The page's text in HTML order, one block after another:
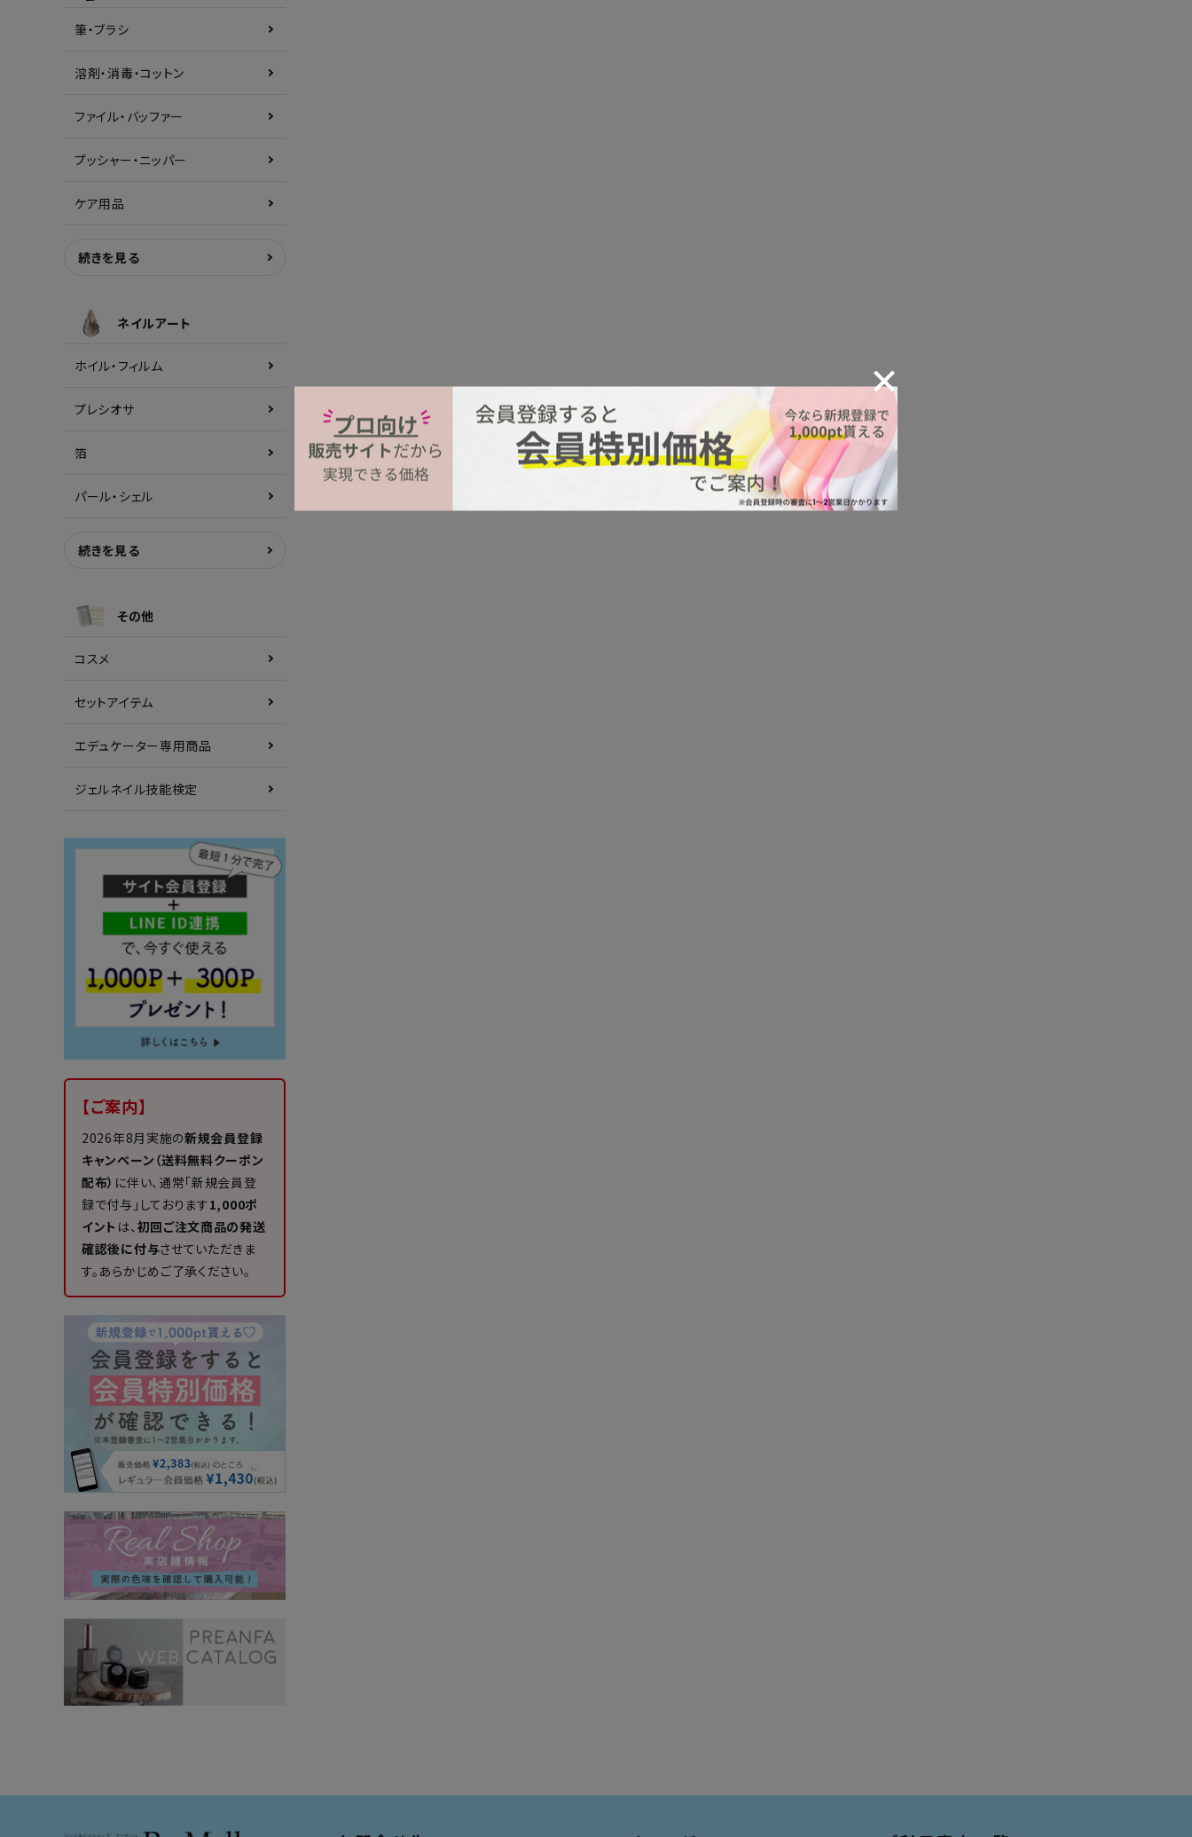
筆・ブラシ
溶剤・消毒・コットン
ファイル・バッファー
プッシャー・ニッパー
ケア用品
続きを見る
ネイルアート
ホイル・フィルム
プレシオサ
箔
パール・シェル
続きを見る
その他
コスメ
セットアイテム
エデュケーター専用商品
ジェルネイル技能検定
【ご案内】
2026年8月実施の新規会員登録
キャンペーン（送料無料クーポン
配布） に伴い、通常「新規会員登
録で付与」しております1,000ポ
イント は、初回ご注文商品の発送
確認後に付与させていただきま
す。あらかじめご了承ください。